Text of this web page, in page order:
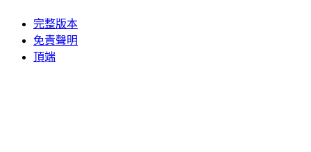
完整版本
免責聲明
頂端